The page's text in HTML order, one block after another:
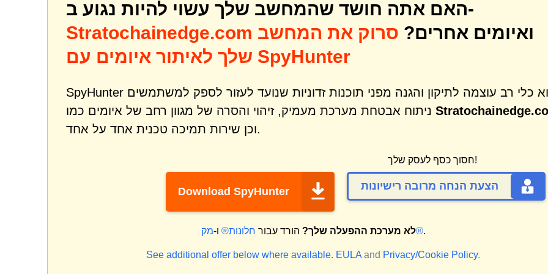
האם אתה חושד שהמחשב שלך עשוי להיות נגוע ב-
Stratochainedge.com
ואיומים אחרים? סרוק את המחשב
שלך לאיתור איומים עם SpyHunter
SpyHunter הוא כלי רב עוצמה לתיקון והגנה מפני תוכנות זדוניות שנועד לעזור לספק למשתמשים
וכן שירות תמיכה טכנית אחד על אחד.
Download SpyHunter
חסוך כסף לעסק שלך!
הצעת הנחה מרובה רישיונות
לא מערכת ההפעלה שלך? הורד עבור חלונות® ו- מק®.
See additional offer below where available. EULA and Privacy/Cookie Policy.